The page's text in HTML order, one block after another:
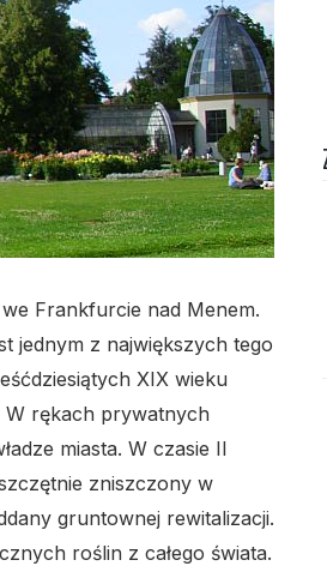
we Frankfurcie nad Menem.
jednym z największych tego
XIX wieku
W rękach prywatnych
miasta. W czasie II
zniszczony w
gruntownej rewitalizacji.
roślin z całego świata.